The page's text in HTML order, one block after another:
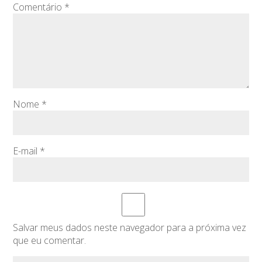
Comentário *
Nome *
E-mail *
Salvar meus dados neste navegador para a próxima vez
que eu comentar.